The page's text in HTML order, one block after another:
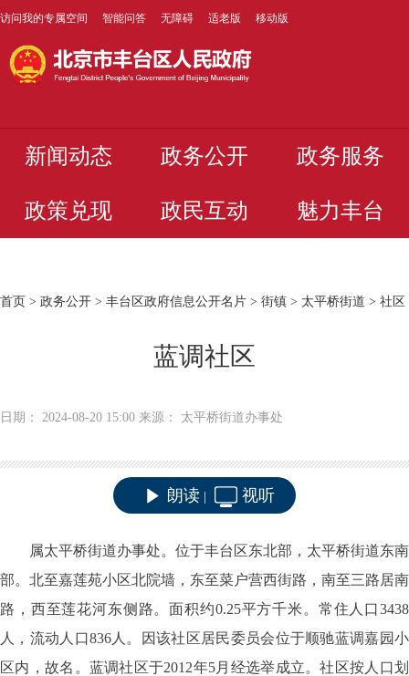
访问我的专属空间 智能问答 无障碍 适老版 移动版
新闻动态 政务公开 政务服务
政策兑现 政民互动 魅力丰台
首页 > 政务公开 > 丰台区政府信息公开名片 > 街镇 > 太平桥街道 > 社区
蓝调社区
日期： 2024-08-20 15:00 来源： 太平桥街道办事处
朗读 视听
属太平桥街道办事处。位于丰台区东北部，太平桥街道东南
部。北至嘉莲苑小区北院墙，东至菜户营西街路，南至三路居南
路，西至莲花河东侧路。面积约0.25平方千米。常住人口3438
人，流动人口836人。因该社区居民委员会位于顺驰蓝调嘉园小
区内，故名。蓝调社区于2012年5月经选举成立。社区按人口划